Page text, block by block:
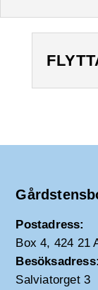
Postadress:
Box 4, 424 21
Besöksadress:
Salviatorget 3